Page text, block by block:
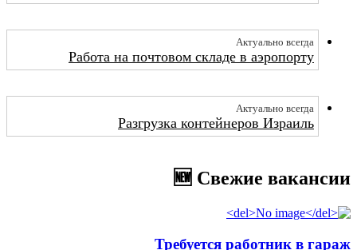
Актуально всегда
Работа на почтовом складе в аэропорту
Актуально всегда
Разгрузка контейнеров Израиль
🆕 Свежие вакансии
Требуется работник в гараж